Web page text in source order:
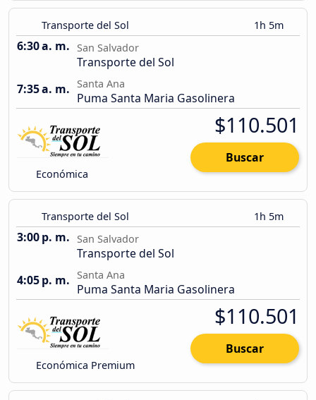
Transporte del Sol 1h 5m
6:30 a. m. San Salvador
Transporte del Sol
7:35 a. m. Santa Ana
Puma Santa Maria Gasolinera
Económica
$110.501
Buscar
Transporte del Sol 1h 5m
3:00 p. m. San Salvador
Transporte del Sol
4:05 p. m. Santa Ana
Puma Santa Maria Gasolinera
Económica Premium
$110.501
Buscar